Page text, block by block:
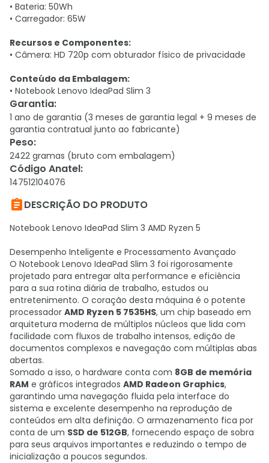
• Bateria: 50Wh
• Carregador: 65W
Recursos e Componentes:
• Câmera: HD 720p com obturador físico de privacidade
Conteúdo da Embalagem:
• Notebook Lenovo IdeaPad Slim 3
Garantia:
1 ano de garantia (3 meses de garantia legal + 9 meses de
garantia contratual junto ao fabricante)
Peso:
2422 gramas (bruto com embalagem)
Código Anatel:
147512104076
DESCRIÇÃO DO PRODUTO
Notebook Lenovo IdeaPad Slim 3 AMD Ryzen 5
Desempenho Inteligente e Processamento Avançado
O Notebook Lenovo IdeaPad Slim 3 foi rigorosamente
projetado para entregar alta performance e eficiência
para a sua rotina diária de trabalho, estudos ou
entretenimento. O coração desta máquina é o potente
processador AMD Ryzen 5 7535HS, um chip baseado em
arquitetura moderna de múltiplos núcleos que lida com
facilidade com fluxos de trabalho intensos, edição de
documentos complexos e navegação com múltiplas abas
abertas.
Somado a isso, o hardware conta com 8GB de memória
RAM e gráficos integrados AMD Radeon Graphics,
garantindo uma navegação fluida pela interface do
sistema e excelente desempenho na reprodução de
conteúdos em alta definição. O armazenamento fica por
conta de um SSD de 512GB, fornecendo espaço de sobra
para seus arquivos importantes e reduzindo o tempo de
inicialização a poucos segundos.